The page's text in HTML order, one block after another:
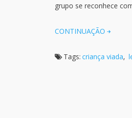
grupo se reconhece
CONTINUAÇÃO
Tags: criança viada,